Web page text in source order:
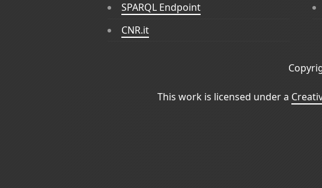
SPARQL Endpoint
CNR.it
This work is licensed under a